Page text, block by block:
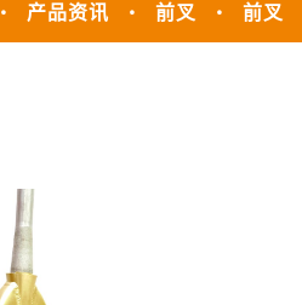
产品资讯 前叉 前叉